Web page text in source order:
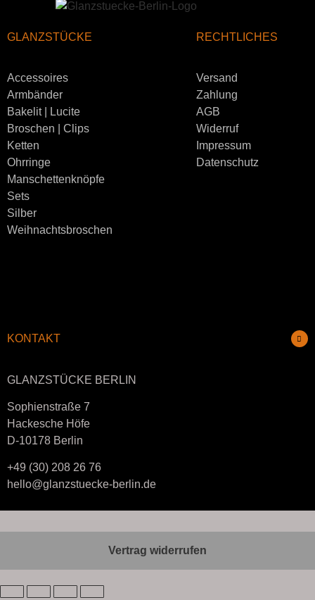
GLANZSTÜCKE
Accessoires
Armbänder
Bakelit | Lucite
Broschen | Clips
Ketten
Ohrringe
Manschettenknöpfe
Sets
Silber
Weihnachtsbroschen
RECHTLICHES
Versand
Zahlung
AGB
Widerruf
Impressum
Datenschutz
KONTAKT
GLANZSTÜCKE BERLIN
Sophienstraße 7
Hackesche Höfe
D-10178 Berlin
+49 (30) 208 26 76
hello@glanzstuecke-berlin.de
Vertrag widerrufen